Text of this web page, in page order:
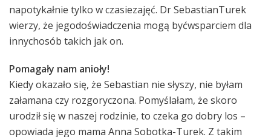
napotykałnie tylko w czasiezajęć. Dr SebastianTurek
wierzy, że jegodoświadczenia mogą byćwsparciem dla
innychosób takich jak on.
Pomagały nam anioły!
Kiedy okazało się, że Sebastian nie słyszy, nie byłam
załamana czy rozgoryczona. Pomyślałam, że skoro
urodził się w naszej rodzinie, to czeka go dobry los –
opowiada jego mama Anna Sobotka-Turek. Z takim